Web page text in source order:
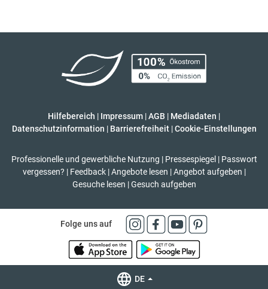
Hilfebereich | Impressum |AGB | Mediadaten |
Datenschutzinformation | Barrierefreiheit | Cookie-Einstellungen
Professionelle und gewerbliche Nutzung | Pressespiegel | Passwort
vergessen? | Feedback | Angebote lesen | Angebot aufgeben |
Gesuche lesen | Gesuch aufgeben
Folge uns auf
DE